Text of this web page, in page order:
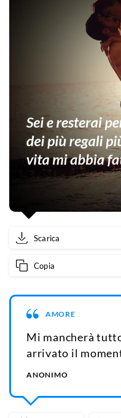
Scarica
Copia
AMORE
Mi mancherà
arrivato il
ANONIMO